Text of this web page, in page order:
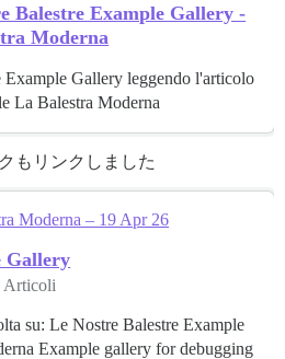
Balestre Example Gallery -
Moderna
Example Gallery leggendo l'articolo
La Balestra Moderna
もリンクしました
Moderna – 19 Apr 26
Gallery
Articoli
su: Le Nostre Balestre Example
Example gallery for debugging